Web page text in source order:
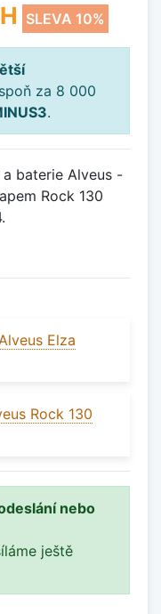
SLEVA 10%
za 8 000
.
baterie Alveus -
Rock 130
Elza
Rock 130
nebo
ještě